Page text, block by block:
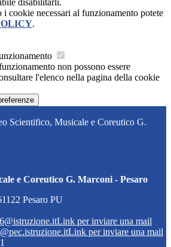
disabilitarli.
i cookie necessari al funzionamento potete
.
non possono essere
l'elenco nella pagina della cookie
Scientifico, Musicale e Coreutico G.
e Coreutico G. Marconi - Pesaro
Pesaro PU
Link per inviare una mail
Link per inviare una mail